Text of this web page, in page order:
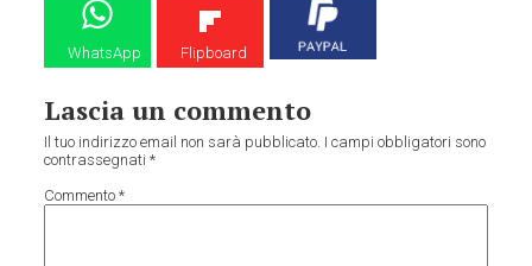
WhatsApp Flipboard
Lascia un commento
Il tuo indirizzo email non sarà pubblicato. I campi obbligatori sono
contrassegnati*
Commento*